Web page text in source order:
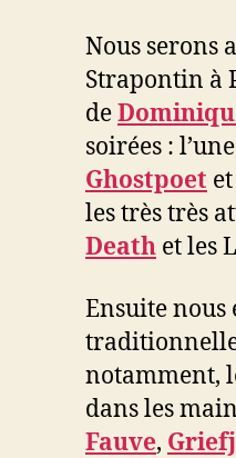
Nous serons
Strapontin à
de
soirées :
Ghostpoet
les très très
Death et les
Ensuite nous
notamment,
dans les
Fauve,